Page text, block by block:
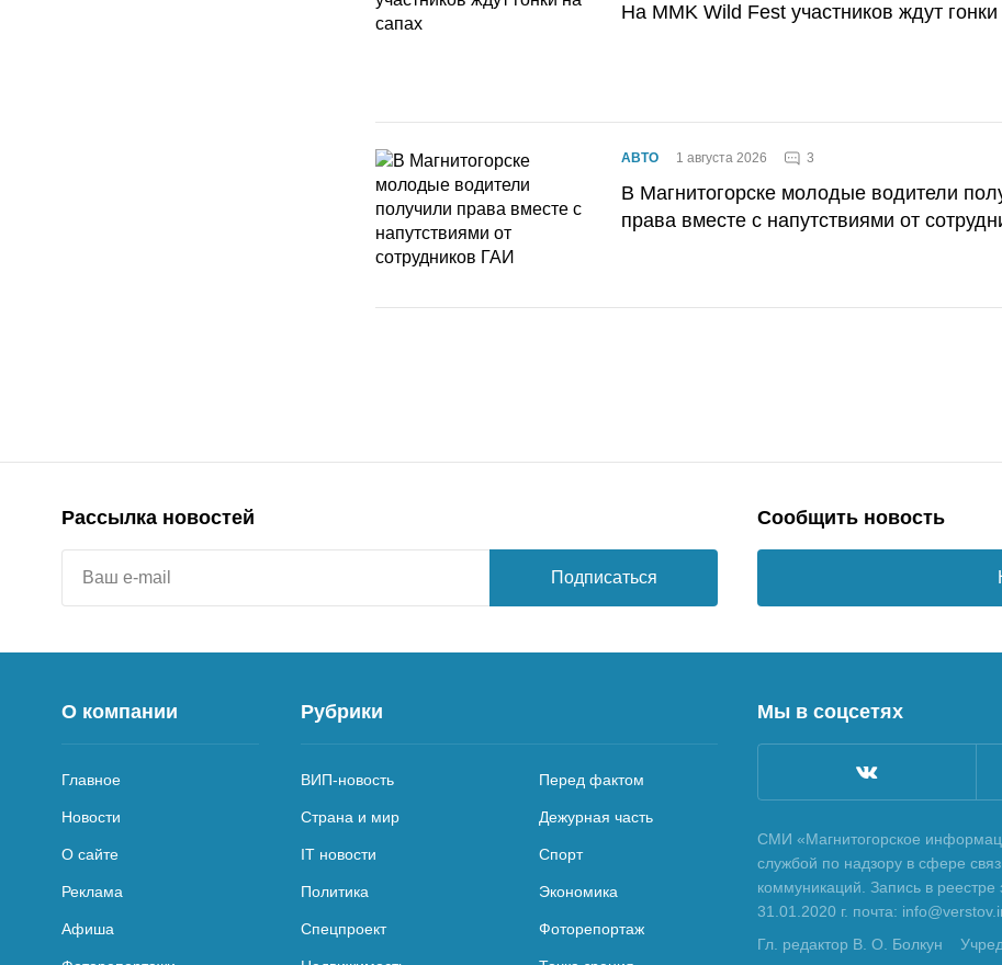
На MMK Wild Fest участников ждут
АВТО 1 августа 2026 3
В Магнитогорске молодые водители
права вместе с напутствиями от
Рассылка новостей
Подписаться
Сообщить новость
О компании
Главное
Новости
О сайте
Реклама
Афиша
Рубрики
ВИП-новость Перед фактом
Страна и мир Дежурная часть
IT новости Спорт
Политика Экономика
Спецпроект Фоторепортаж
Мы в соцсетях
СМИ «Магнитогорское
службой по надзору в сфере
коммуникаций. Запись в
31.01.2020 г. почта:
Гл. редактор В. О. Болкун